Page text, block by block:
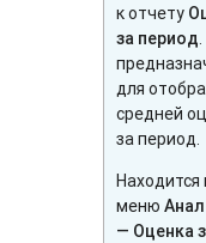
к отчету
за период
для
средней
за период.
Находится
меню
— Оценка